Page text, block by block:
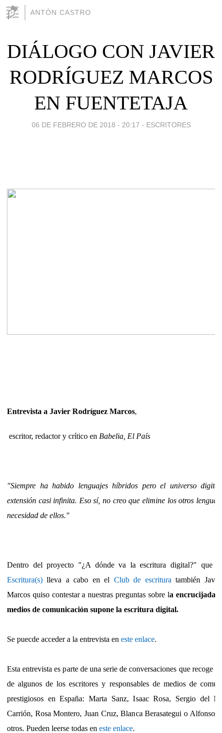
ANTÓN CASTRO
DIÁLOGO CON JAVIER
RODRÍGUEZ MARCOS
EN FUENTETAJA
06 DE FEBRERO DE 2018 - 20:17 - ESCRITORES
Entrevista a Javier Rodríguez Marcos,
escritor, redactor y crítico en Babelia, El País
"Siempre ha habido lenguajes híbridos pero el universo
extensión casi infinita. Eso sí, no creo que elimine los otros
necesidad de ellos."
Dentro del proyecto "¿A dónde va la escritura digital?" que
Escritura(s) lleva a cabo en el Club de escritura también
Marcos quiso contestar a nuestras preguntas sobre la encrucijada
medios de comunicación supone la escritura digital.
Se puecde acceder a la entrevista en este enlace.
Esta entrevista es parte de una serie de conversaciones que recoge
de algunos de los escritores y responsables de medios de
prestigiosos en España: Marta Sanz, Isaac Rosa, Sergio del
Carrión, Rosa Montero, Juan Cruz, Blanca Berasategui o Alfonso
otros. Pueden leerse todas en este enlace.